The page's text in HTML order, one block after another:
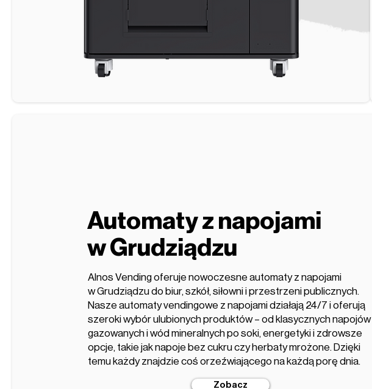
Automaty z napojami
w Grudziądzu
Alnos Vending oferuje nowoczesne automaty z napojami
w Grudziądzu do biur, szkół, siłowni i przestrzeni publicznych.
Nasze automaty vendingowe z napojami działają 24/7 i oferują
szeroki wybór ulubionych produktów – od klasycznych napojów
gazowanych i wód mineralnych po soki, energetyki i zdrowsze
opcje, takie jak napoje bez cukru czy herbaty mrożone. Dzięki
temu każdy znajdzie coś orzeźwiającego na każdą porę dnia.
Zobacz